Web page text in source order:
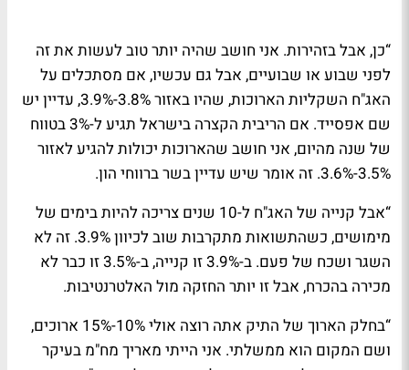
“כן, אבל בזהירות. אני חושב שהיה יותר טוב לעשות את זה
לפני שבוע או שבועיים, אבל גם עכשיו, אם מסתכלים על
האג"ח השקליות הארוכות, שהיו באזור 3.8%-3.9%, עדיין יש
שם אפסייד. אם הריבית הקצרה בישראל תגיע ל-3% בטווח
של שנה מהיום, אני חושב שהארוכות יכולות להגיע לאזור
3.5%-3.6%. זה אומר שיש עדיין בשר ברווחי הון.
“אבל קנייה של האג"ח ל-10 שנים צריכה להיות בימים של
מימושים, כשהתשואות מתקרבות שוב לכיוון 3.9%. זה לא
השגר ושכח של פעם. ב-3.9% זו קנייה, ב-3.5% זו כבר לא
מכירה בהכרח, אבל זו יותר החזקה מול האלטרנטיבות.
“בחלק הארוך של התיק אתה רוצה אולי 10%-15% ארוכים,
ושם המקום הוא ממשלתי. אני הייתי מאריך מח"מ בעיקר